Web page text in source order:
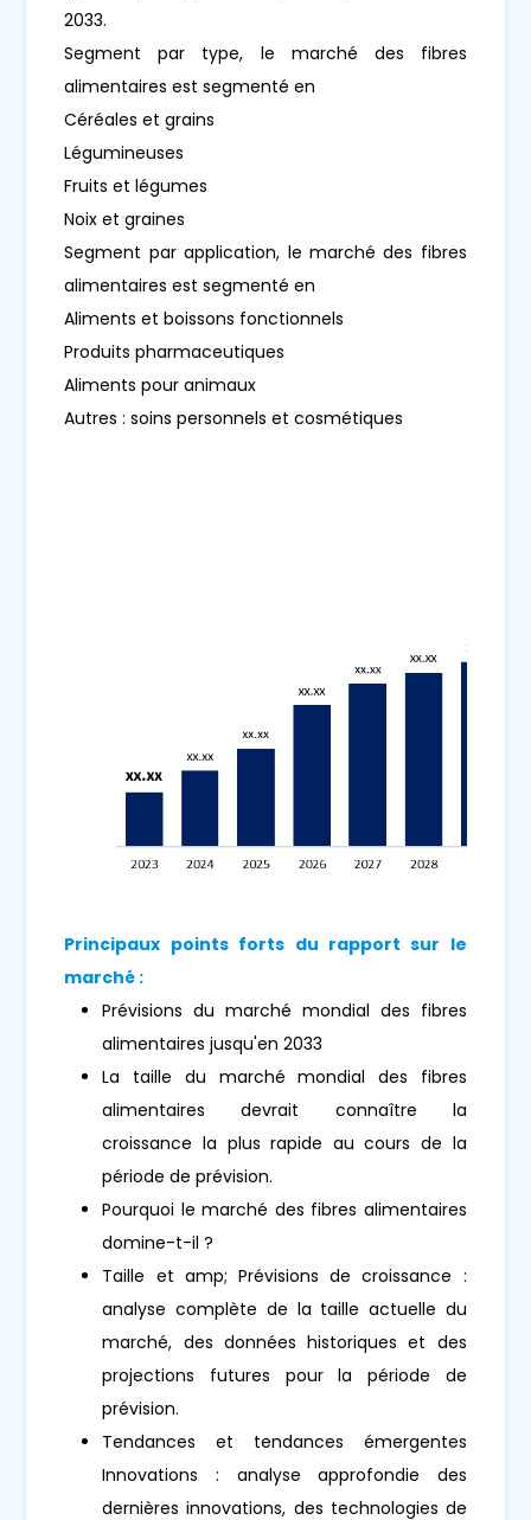
2033.
Segment par type, le marché des fibres
alimentaires est segmenté en
Céréales et grains
Légumineuses
Fruits et légumes
Noix et graines
Segment par application, le marché des fibres
alimentaires est segmenté en
Aliments et boissons fonctionnels
Produits pharmaceutiques
Aliments pour animaux
Autres : soins personnels et cosmétiques
Principaux points forts du rapport sur le
marché :
Prévisions du marché mondial des fibres
alimentaires jusqu'en 2033
La taille du marché mondial des fibres
alimentaires devrait connaître la
croissance la plus rapide au cours de la
période de prévision.
Pourquoi le marché des fibres alimentaires
domine-t-il ?
Taille et amp; Prévisions de croissance :
analyse complète de la taille actuelle du
marché, des données historiques et des
projections futures pour la période de
prévision.
Tendances et tendances émergentes
Innovations : analyse approfondie des
dernières innovations, des technologies de